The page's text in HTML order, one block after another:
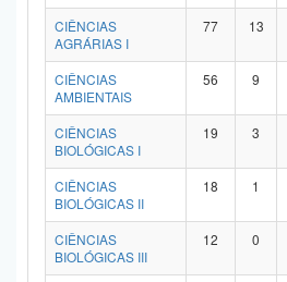
CIÊNCIAS
AGRÁRIAS I
77 13
CIÊNCIAS
AMBIENTAIS
56 9
CIÊNCIAS
BIOLÓGICAS I
19 3
CIÊNCIAS
BIOLÓGICAS II
18 1
CIÊNCIAS
BIOLÓGICAS III
12 0